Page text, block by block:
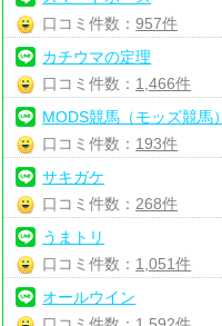
口コミ件数：957件
カチウマの定理
口コミ件数： 1,466件
MODS競馬（モッズ競馬）
口コミ件数： 193件
サキガケ
口コミ件数： 268件
うまトリ
口コミ件数： 1,051件
オールウイン